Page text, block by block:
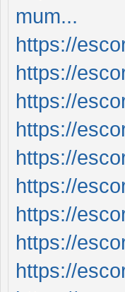
mum...
https://
https://
https://
https://
https://
https://
https://
https://
https://